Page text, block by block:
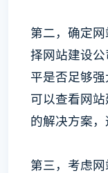
第二，确定
择网站建设
平是否足够
可以查看网
的解决方案，
第三，考虑网